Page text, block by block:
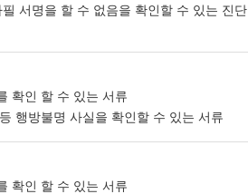
서명을 할 수 없음을 확인할 수 있는 진단
확인 할 수 있는 서류
행방불명 사실을 확인할 수 있는 서류
확인 할 수 있는 서류